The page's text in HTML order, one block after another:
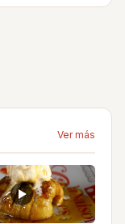
Ver más